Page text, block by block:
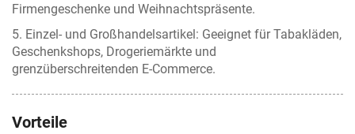
Firmengeschenke und Weihnachtspräsente.
5. Einzel- und Großhandelsartikel: Geeignet für Tabakläden,
Geschenkshops, Drogeriemärkte und
grenzüberschreitenden E-Commerce.
Vorteile